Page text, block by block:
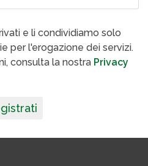
e li condividiamo solo
per l'erogazione dei servizi.
consulta la nostra Privacy